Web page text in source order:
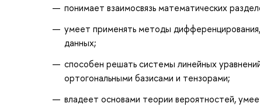
понимает взаимосвязь математических
умеет применять методы
данных;
способен решать системы линейных
ортогональными базисами и тензорами;
владеет основами теории вероятностей,